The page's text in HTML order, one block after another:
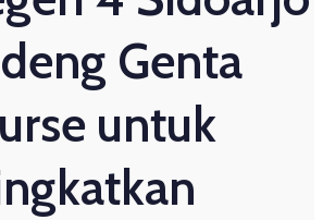
Genta
untuk